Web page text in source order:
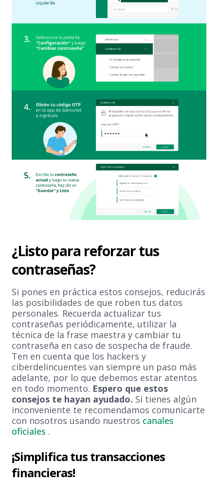
¿Listo para reforzar tus
contraseñas?
Si pones en práctica estos consejos, reducirás
las posibilidades de que roben tus datos
personales. Recuerda actualizar tus
contraseñas periódicamente, utilizar la
técnica de la frase maestra y cambiar tu
contraseña en caso de sospecha de fraude.
Ten en cuenta que los hackers y
ciberdelincuentes van siempre un paso más
adelante, por lo que debemos estar atentos
en todo momento. Espero que estos
consejos te hayan ayudado. Si tienes algún
inconveniente te recomendamos comunicarte
con nosotros usando nuestros canales
oficiales .
¡Simplifica tus transacciones
financieras!